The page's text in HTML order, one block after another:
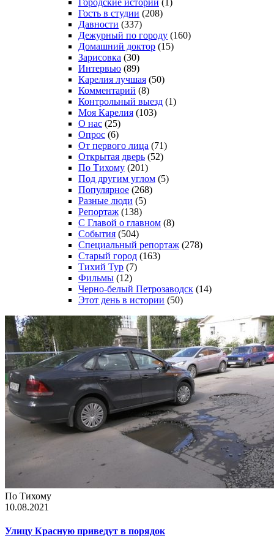
Гость в студии (208)
Давности (337)
Дежурный по городу (160)
Домашний доктор (15)
Зарисовка (30)
Интервью (89)
Карелия лучшая (50)
Комментарий (8)
Контрольный выезд (1)
Моя Карелия (103)
О нас (25)
Опрос (6)
От первого лица (71)
Открытая дверь (52)
По Тихому (201)
Под другим углом (5)
Популярное (268)
Разные люди (5)
Репортаж (138)
С Главой о главном (8)
События (504)
Специальный репортаж (278)
Старый город (163)
Тихий Тур (7)
Фильмы (12)
Черно-белый Петрозаводск (14)
Этот день в истории (50)
По Тихому
10.08.2021
Улицу Красную приведут в порядок